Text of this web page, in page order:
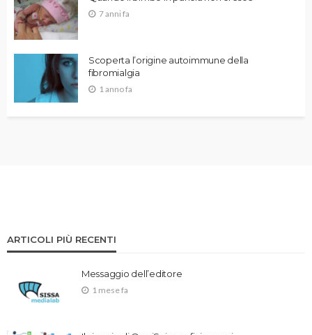
7 anni fa
Scoperta l’origine autoimmune della
fibromialgia
1 anno fa
ARTICOLI PIÙ RECENTI
Messaggio dell’editore
1 mese fa